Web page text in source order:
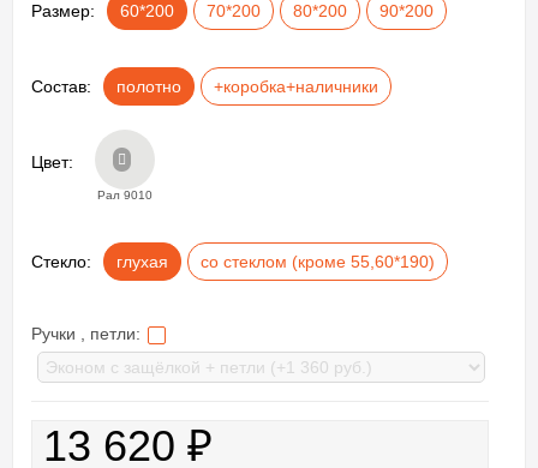
Размер: 60*200 70*200 80*200 90*200
Состав: полотно +коробка+наличники
Цвет:
Рал 9010
Стекло: глухая со стеклом (кроме 55,60*190)
Ручки , петли:
13 620 ₽